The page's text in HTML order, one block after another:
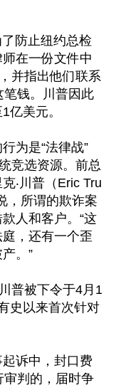
防止纽约总检
在一份文件中
并指出他们联系
笔钱。川普因此
亿美元。
为是“法律战”
竞选资源。前总
‧川普（Eric Tru
，所谓的欺诈案
人和客户。“这
，还有一个歪
。”
普被下令于4月1
史以来首次针对
诉中，封口费
判的，届时争